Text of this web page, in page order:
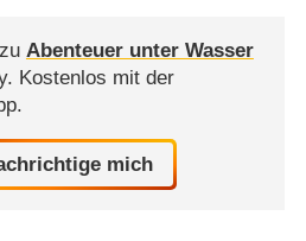
Abenteuer unter Wasser
Kostenlos mit der
mich